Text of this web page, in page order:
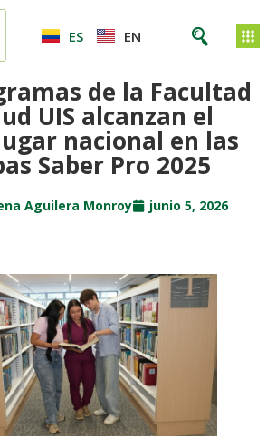
ES EN
de la Facultad
UIS alcanzan el
nacional en las
Saber Pro 2025
Aguilera Monroy junio 5, 2026